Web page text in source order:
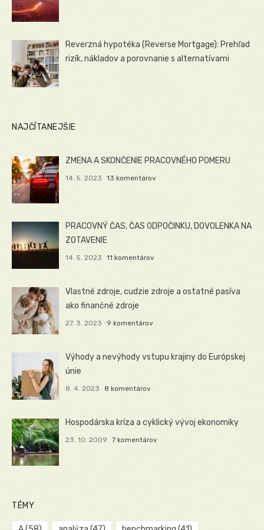
Reverzná hypotéka (Reverse Mortgage): Prehľad
rizík, nákladov a porovnanie s alternatívami
NAJČÍTANEJŠIE
ZMENA A SKONČENIE PRACOVNÉHO POMERU
14. 5. 2023 13 komentárov
PRACOVNÝ ČAS, ČAS ODPOČINKU, DOVOLENKA NA
ZOTAVENIE
14. 5. 2023 11 komentárov
Vlastné zdroje, cudzie zdroje a ostatné pasíva
ako finančné zdroje
27. 3. 2023 9 komentárov
Výhody a nevýhody vstupu krajiny do Európskej
únie
8. 4. 2023 8 komentárov
Hospodárska kríza a cyklický vývoj ekonomiky
23. 10. 2009 7 komentárov
TÉMY